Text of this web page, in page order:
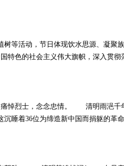
等活动，节日体现饮水思源、凝聚
社会主义伟大旗帜，深入贯彻落
悼烈士，念念忠情。 清明雨浥
睡着36位为缔造新中国而捐躯的革